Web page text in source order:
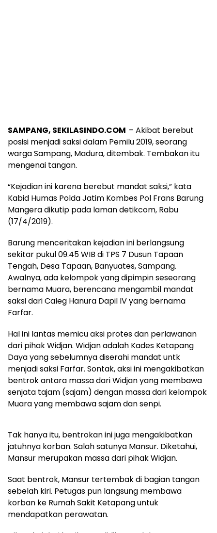
SAMPANG, SEKILASINDO.COM – Akibat berebut
posisi menjadi saksi dalam Pemilu 2019, seorang
warga Sampang, Madura, ditembak. Tembakan itu
mengenai tangan.
“Kejadian ini karena berebut mandat saksi,” kata
Kabid Humas Polda Jatim Kombes Pol Frans Barung
Mangera dikutip pada laman detikcom, Rabu
(17/4/2019).
Barung menceritakan kejadian ini berlangsung
sekitar pukul 09.45 WIB di TPS 7 Dusun Tapaan
Tengah, Desa Tapaan, Banyuates, Sampang.
Awalnya, ada kelompok yang dipimpin seseorang
bernama Muara, berencana mengambil mandat
saksi dari Caleg Hanura Dapil IV yang bernama
Farfar.
Hal ini lantas memicu aksi protes dan perlawanan
dari pihak Widjan. Widjan adalah Kades Ketapang
Daya yang sebelumnya diserahi mandat untk
menjadi saksi Farfar. Sontak, aksi ini mengakibatkan
bentrok antara massa dari Widjan yang membawa
senjata tajam (sajam) dengan massa dari kelompok
Muara yang membawa sajam dan senpi.
Tak hanya itu, bentrokan ini juga mengakibatkan
jatuhnya korban. Salah satunya Mansur. Diketahui,
Mansur merupakan massa dari pihak Widjan.
Saat bentrok, Mansur tertembak di bagian tangan
sebelah kiri. Petugas pun langsung membawa
korban ke Rumah Sakit Ketapang untuk
mendapatkan perawatan.